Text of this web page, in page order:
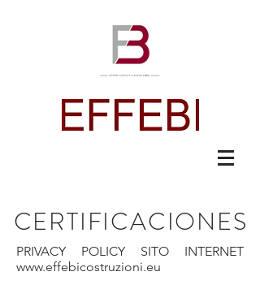
CERTIFICACIONES
PRIVACY POLICY SITO INTERNET
www.effebicostruzioni.eu